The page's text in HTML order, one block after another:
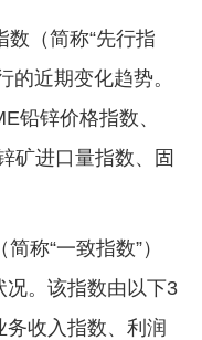
（简称“先行指
的近期变化趋势。
铅锌价格指数、
矿进口量指数、固
称“一致指数”）
况。该指数由以下3
收入指数、利润